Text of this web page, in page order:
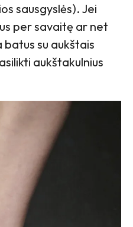
sausgyslės). Jei
per savaitę ar net
su aukštais
aukštakulnius